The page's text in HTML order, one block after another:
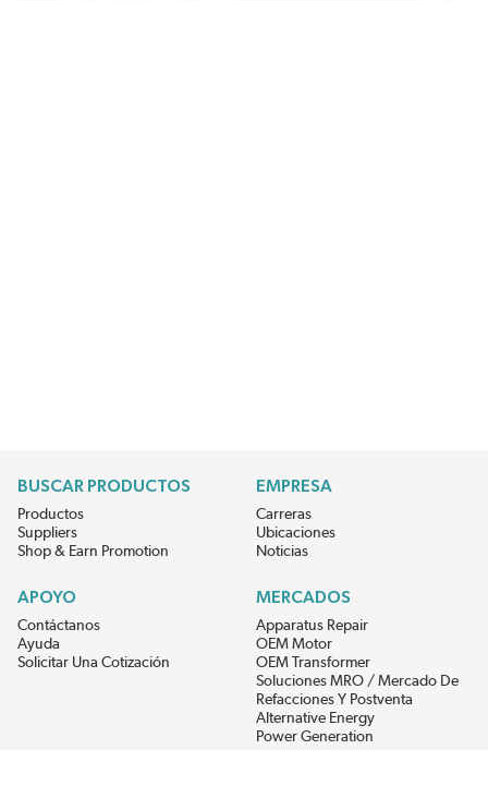
BUSCAR PRODUCTOS
Productos
Suppliers
Shop & Earn Promotion
EMPRESA
Carreras
Ubicaciones
Noticias
APOYO
Contáctanos
Ayuda
Solicitar Una Cotización
MERCADOS
Apparatus Repair
OEM Motor
OEM Transformer
Soluciones MRO / Mercado De
Refacciones Y Postventa
Alternative Energy
Power Generation